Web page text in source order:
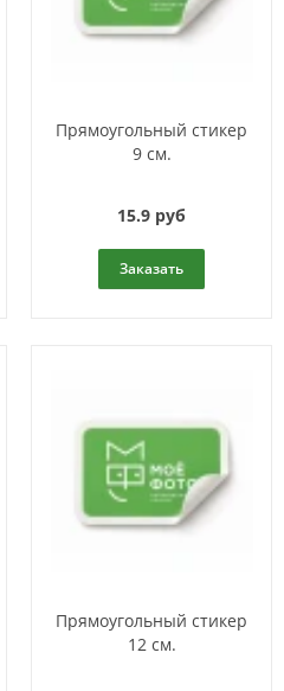
Прямоугольный стикер
9 см.
15.9 руб
Заказать
Прямоугольный стикер
12 см.